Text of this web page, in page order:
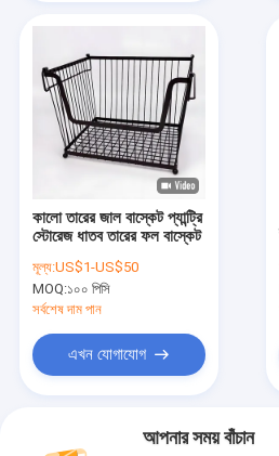
কালো তারের জাল বাস্কেট প্যান্ট্রি
স্টোরেজ ধাতব তারের ফল বাস্কেট
মূল্য:US$1-US$50
MOQ:১০০ পিসি
সর্বশেষ দাম পান
এখন যোগাযোগ
আপনার সময় বাঁচান